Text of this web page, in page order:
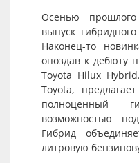
Осенью
выпуск
Наконец-то
опоздав к дебюту
Toyota Hilux
Toyota,
полноценный
возможностью
Гибрид
литровую